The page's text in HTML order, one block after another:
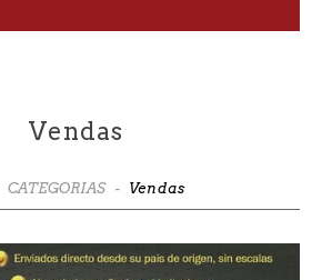
Vendas
CATEGORIAS - Vendas